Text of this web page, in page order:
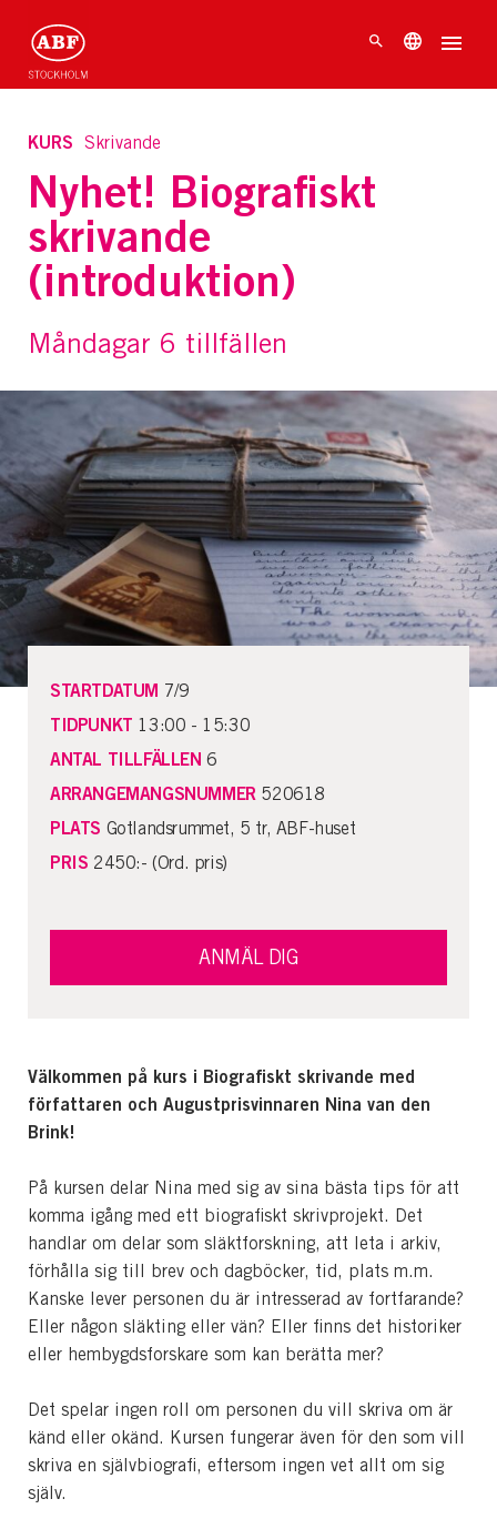
KURS Skrivande
Nyhet! Biografiskt
skrivande
(introduktion)
Måndagar 6 tillfällen
Välkommen på kurs i Biografiskt skrivande med
författaren och Augustprisvinnaren Nina van den
Brink!
På kursen delar Nina med sig av sina bästa tips för att
komma igång med ett biografiskt skrivprojekt. Det
handlar om delar som släktforskning, att leta i arkiv,
förhålla sig till brev och dagböcker, tid, plats m.m.
Kanske lever personen du är intresserad av fortfarande?
Eller någon släkting eller vän? Eller finns det historiker
eller hembygdsforskare som kan berätta mer?
Det spelar ingen roll om personen du vill skriva om är
känd eller okänd. Kursen fungerar även för den som vill
skriva en självbiografi, eftersom ingen vet allt om sig
själv.
STARTDATUM 7/9
TIDPUNKT 13:00 - 15:30
ANTAL TILLFÄLLEN 6
ARRANGEMANGSNUMMER520618
PLATS Gotlandsrummet, 5 tr, ABF-huset
PRIS 2450:- (Ord. pris)
ANMÄL DIG